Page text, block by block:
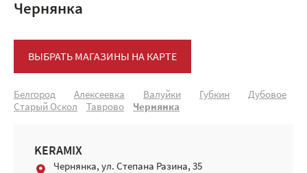
Чернянка
ВЫБРАТЬ МАГАЗИНЫ НА КАРТЕ
Белгород Алексеевка Валуйки Губкин
Дубовое
Старый Оскол
Таврово Чернянка
KERAMIX
Чернянка, ул. Степана Разина, 35